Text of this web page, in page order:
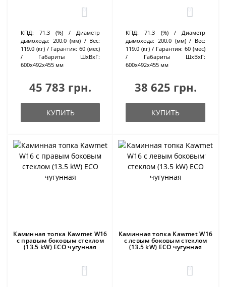
0
КПД: 71.3 (%)
Диаметр
дымохода: 200.0 (мм)
Вес:
119.0 (кг)
Гарантия: 60 (мес)
Габариты ШхВхГ:
600х492х455 мм
45 783 грн.
КУПИТЬ
0
КПД: 71.3 (%)
Диаметр
дымохода: 200.0 (мм)
Вес:
119.0 (кг)
Гарантия: 60 (мес)
Габариты ШхВхГ:
600х492х455 мм
38 625 грн.
КУПИТЬ
Каминная топка Kawmet W16
с правым боковым стеклом
(13.5 kW) ECO чугунная
0
Каминная топка Kawmet W16
с левым боковым стеклом
(13.5 kW) ECO чугунная
0